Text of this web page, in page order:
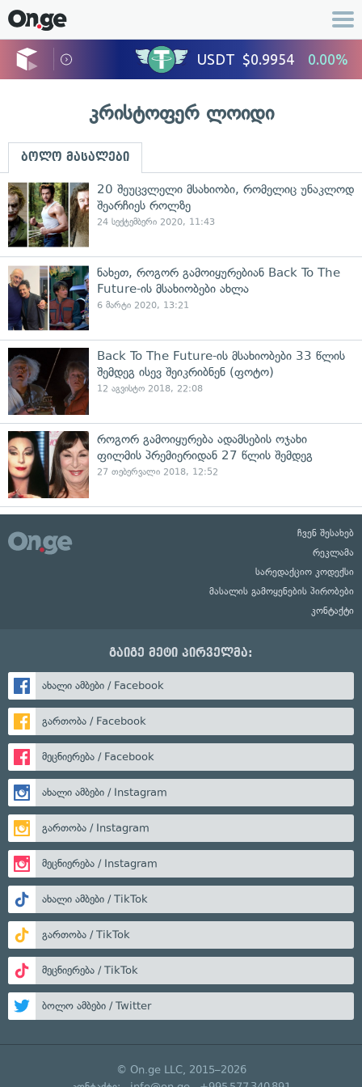
კრისტოფერ ლოიდი
ბოლო მასალები
20 შეუცვლელი მსახიობი, რომელიც უნაკლოდ
შეარჩიეს როლზე
24 სექტემბერი 2020, 11:43
ნახეთ, როგორ გამოიყურებიან Back To The
Future-ის მსახიობები ახლა
6 მარტი 2020, 13:21
Back To The Future-ის მსახიობები 33 წლის
შემდეგ ისევ შეიკრიბნენ (ფოტო)
12 აგვისტო 2018, 22:08
როგორ გამოიყურება ადამსების ოჯახი
ფილმის პრემიერიდან 27 წლის შემდეგ
27 თებერვალი 2018, 12:52
ჩვენ შესახებ
რეკლამა
სარედაქციო კოდექსი
მასალის გამოყენების პირობები
კონტაქტი
გაიგე მეტი პირველმა:
ახალი ამბები / Facebook
გართობა / Facebook
მეცნიერება / Facebook
ახალი ამბები / Instagram
გართობა / Instagram
მეცნიერება / Instagram
ახალი ამბები / TikTok
გართობა / TikTok
მეცნიერება / TikTok
ბოლო ამბები / Twitter
© On.ge LLC, 2015–2026